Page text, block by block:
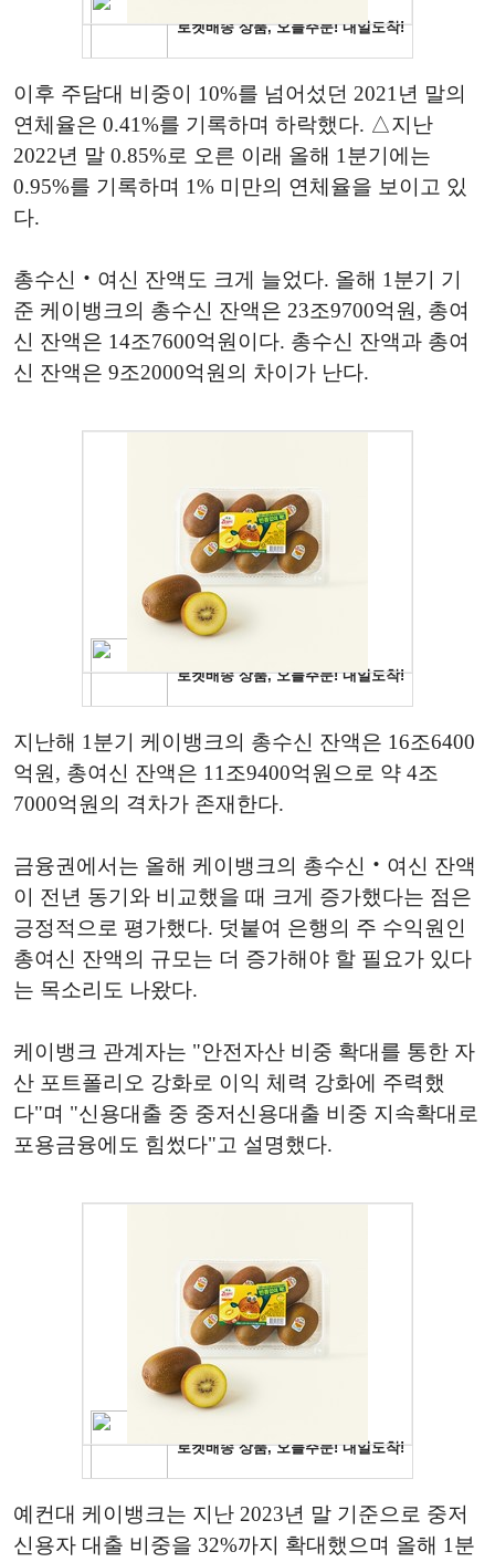
이후 주담대 비중이 10%를 넘어섰던 2021년 말의
연체율은 0.41%를 기록하며 하락했다. △지난
2022년 말 0.85%로 오른 이래 올해 1분기에는
0.95%를 기록하며 1% 미만의 연체율을 보이고 있
다.
총수신‧여신 잔액도 크게 늘었다. 올해 1분기 기
준 케이뱅크의 총수신 잔액은 23조9700억원, 총여
신 잔액은 14조7600억원이다. 총수신 잔액과 총여
신 잔액은 9조2000억원의 차이가 난다.
지난해 1분기 케이뱅크의 총수신 잔액은 16조6400
억원, 총여신 잔액은 11조9400억원으로 약 4조
7000억원의 격차가 존재한다.
금융권에서는 올해 케이뱅크의 총수신‧여신 잔액
이 전년 동기와 비교했을 때 크게 증가했다는 점은
긍정적으로 평가했다. 덧붙여 은행의 주 수익원인
총여신 잔액의 규모는 더 증가해야 할 필요가 있다
는 목소리도 나왔다.
케이뱅크 관계자는 "안전자산 비중 확대를 통한 자
산 포트폴리오 강화로 이익 체력 강화에 주력했
다"며 "신용대출 중 중저신용대출 비중 지속확대로
포용금융에도 힘썼다"고 설명했다.
예컨대 케이뱅크는 지난 2023년 말 기준으로 중저
신용자 대출 비중을 32%까지 확대했으며 올해 1분